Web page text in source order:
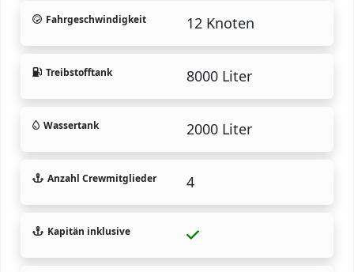
Fahrgeschwindigkeit 12 Knoten
Treibstofftank 8000 Liter
Wassertank 2000 Liter
Anzahl Crewmitglieder 4
Kapitän inklusive